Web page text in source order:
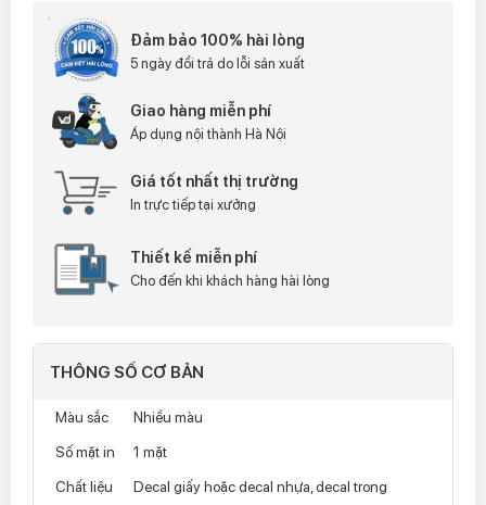
Đảm bảo 100% hài lòng
5 ngày đổi trả do lỗi sản xuất
Giao hàng miễn phí
Áp dụng nội thành Hà Nội
Giá tốt nhất thị trường
In trực tiếp tại xưởng
Thiết kế miễn phí
Cho đến khi khách hàng hài lòng
THÔNG SỐ CƠ BẢN
Màu sắc
Nhiều màu
Số mặt in
1 mặt
Chất liệu
Decal giấy hoặc decal nhựa, decal trong